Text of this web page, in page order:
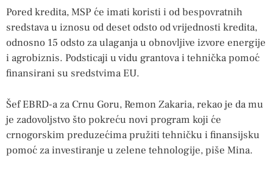
Pored kredita, MSP će imati koristi i od bespovratnih
sredstava u iznosu od deset odsto od vrijednosti kredita,
odnosno 15 odsto za ulaganja u obnovljive izvore energije
i agrobiznis. Podsticaji u vidu grantova i tehnička pomoć
finansirani su sredstvima EU.
Šef EBRD-a za Crnu Goru, Remon Zakaria, rekao je da mu
je zadovoljstvo što pokreću novi program koji će
crnogorskim preduzećima pružiti tehničku i finansijsku
pomoć za investiranje u zelene tehnologije, piše Mina.